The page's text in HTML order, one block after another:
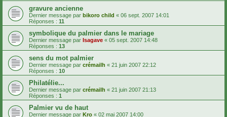
gravure ancienne
Dernier message par bikoro child « 06 sept. 2007 14:01
Réponses : 11
symbolique du palmier dans le mariage
Dernier message par Isagave « 05 sept. 2007 14:48
Réponses : 13
sens du mot palmier
Dernier message par crémailh « 21 juin 2007 22:12
Réponses : 10
Philatélie...
Dernier message par crémailh « 21 juin 2007 21:13
Réponses : 1
Palmier vu de haut
Dernier message par Kro « 02 mai 2007 14:00